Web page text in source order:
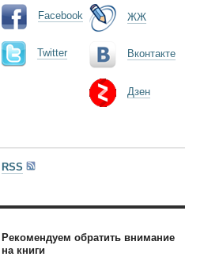
Facebook
Twitter
ЖЖ
Вконтакте
Дзен
RSS
Рекомендуем обратить внимание
на книги